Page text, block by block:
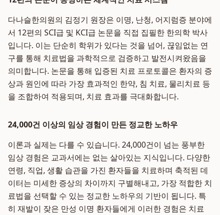
다나슬한의원의 김정기 원장은 이명, 난청, 어지럼증 분야에
서 12편의 SCI급 및 KCI급 논문을 직접 집필한 한의학 박사
입니다. 이는 단순히 학위가 있다는 것을 넘어, 끊임없는 연
구를 통해 치료법을 과학적으로 검증하고 발전시켜왔음을
의미합니다. 논문을 통해 입증된 치료 프로토콜은 환자의 증
상과 원인에 따라 가장 효과적인 한약, 침 치료, 물리치료 등
을 조합하여 적용되며, 치료 효과를 극대화합니다.
24,000건 이상의 임상 경험이 만든 정교한 노하우
이론과 실제는 다를 수 있습니다. 24,000건이 넘는 풍부한
임상 경험은 교과서에는 없는 살아있는 지식입니다. 다양한
연령, 직업, 생활 습관을 가진 환자들을 치료하며 축적된 데
이터는 미세한 증상의 차이까지 구별해내고, 가장 적합한 치
료법을 선택할 수 있는 정교한 노하우의 기반이 됩니다. 특
히 재발이 잦은 만성 이명 환자들에게 이러한 경험은 치료